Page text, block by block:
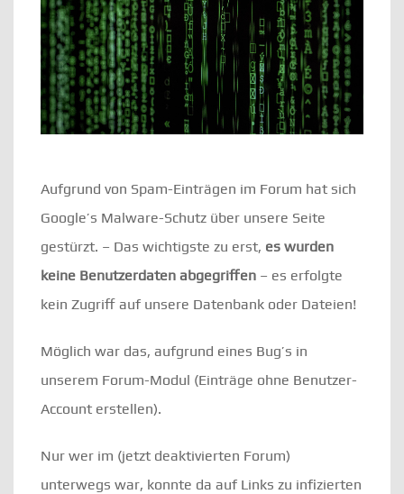
Aufgrund von Spam-Einträgen im Forum hat sich
Google’s Malware-Schutz über unsere Seite
gestürzt. – Das wichtigste zu erst, es wurden
keine Benutzerdaten abgegriffen – es erfolgte
kein Zugriff auf unsere Datenbank oder Dateien!
Möglich war das, aufgrund eines Bug’s in
unserem Forum-Modul (Einträge ohne Benutzer-
Account erstellen).
Nur wer im (jetzt deaktivierten Forum)
unterwegs war, konnte da auf Links zu infizierten